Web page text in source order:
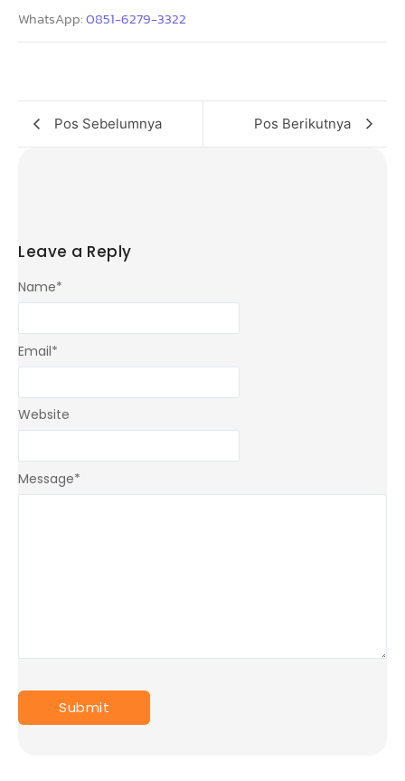
WhatsApp:0851-6279-3322
Pos Sebelumnya Pos Berikutnya
Leave a Reply
Message*
Name*
Email*
Website